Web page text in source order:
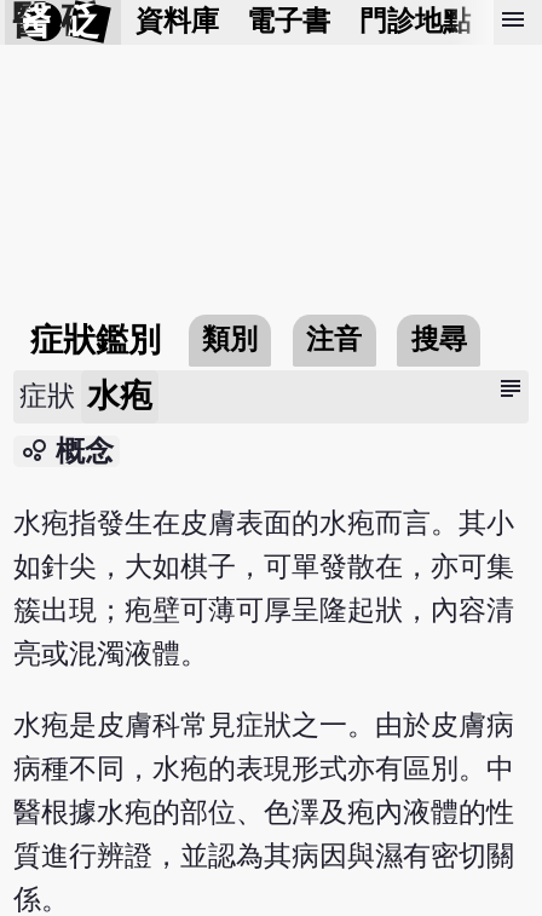
醫 砭 資料庫 電子書 門診地點 預
menu
症狀鑑別 類別 注音 搜尋
subject
症狀 水疱
bubble_chart 概念
水疱指發生在皮膚表面的水疱而言。其小
如針尖，大如棋子，可單發散在，亦可集
簇出現；疱壁可薄可厚呈隆起狀，內容清
亮或混濁液體。
水疱是皮膚科常見症狀之一。由於皮膚病
病種不同，水疱的表現形式亦有區別。中
醫根據水疱的部位、色澤及疱內液體的性
質進行辨證，並認為其病因與濕有密切關
係。